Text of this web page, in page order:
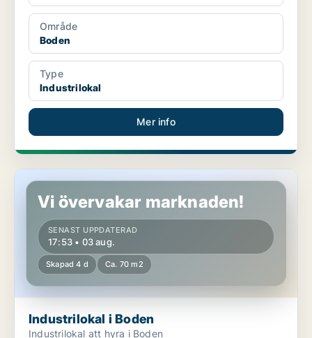
Område
Boden
Type
Industrilokal
Mer info
Industrilokal i Boden
Vi övervakar marknaden!
SENAST UPPDATERAD
17:53 • 03 aug.
Skapad 4 d Ca. 70 m2
Industrilokal i Boden
Industrilokal att hyra i Boden